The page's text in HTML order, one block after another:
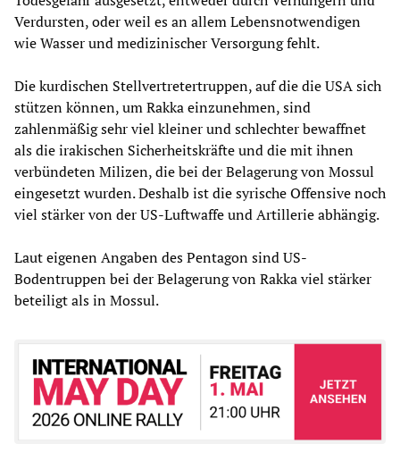
Verdursten, oder weil es an allem Lebensnotwendigen
wie Wasser und medizinischer Versorgung fehlt.
Die kurdischen Stellvertretertruppen, auf die die USA sich
stützen können, um Rakka einzunehmen, sind
zahlenmäßig sehr viel kleiner und schlechter bewaffnet
als die irakischen Sicherheitskräfte und die mit ihnen
verbündeten Milizen, die bei der Belagerung von Mossul
eingesetzt wurden. Deshalb ist die syrische Offensive noch
viel stärker von der US-Luftwaffe und Artillerie abhängig.
Laut eigenen Angaben des Pentagon sind US-
Bodentruppen bei der Belagerung von Rakka viel stärker
beteiligt als in Mossul.